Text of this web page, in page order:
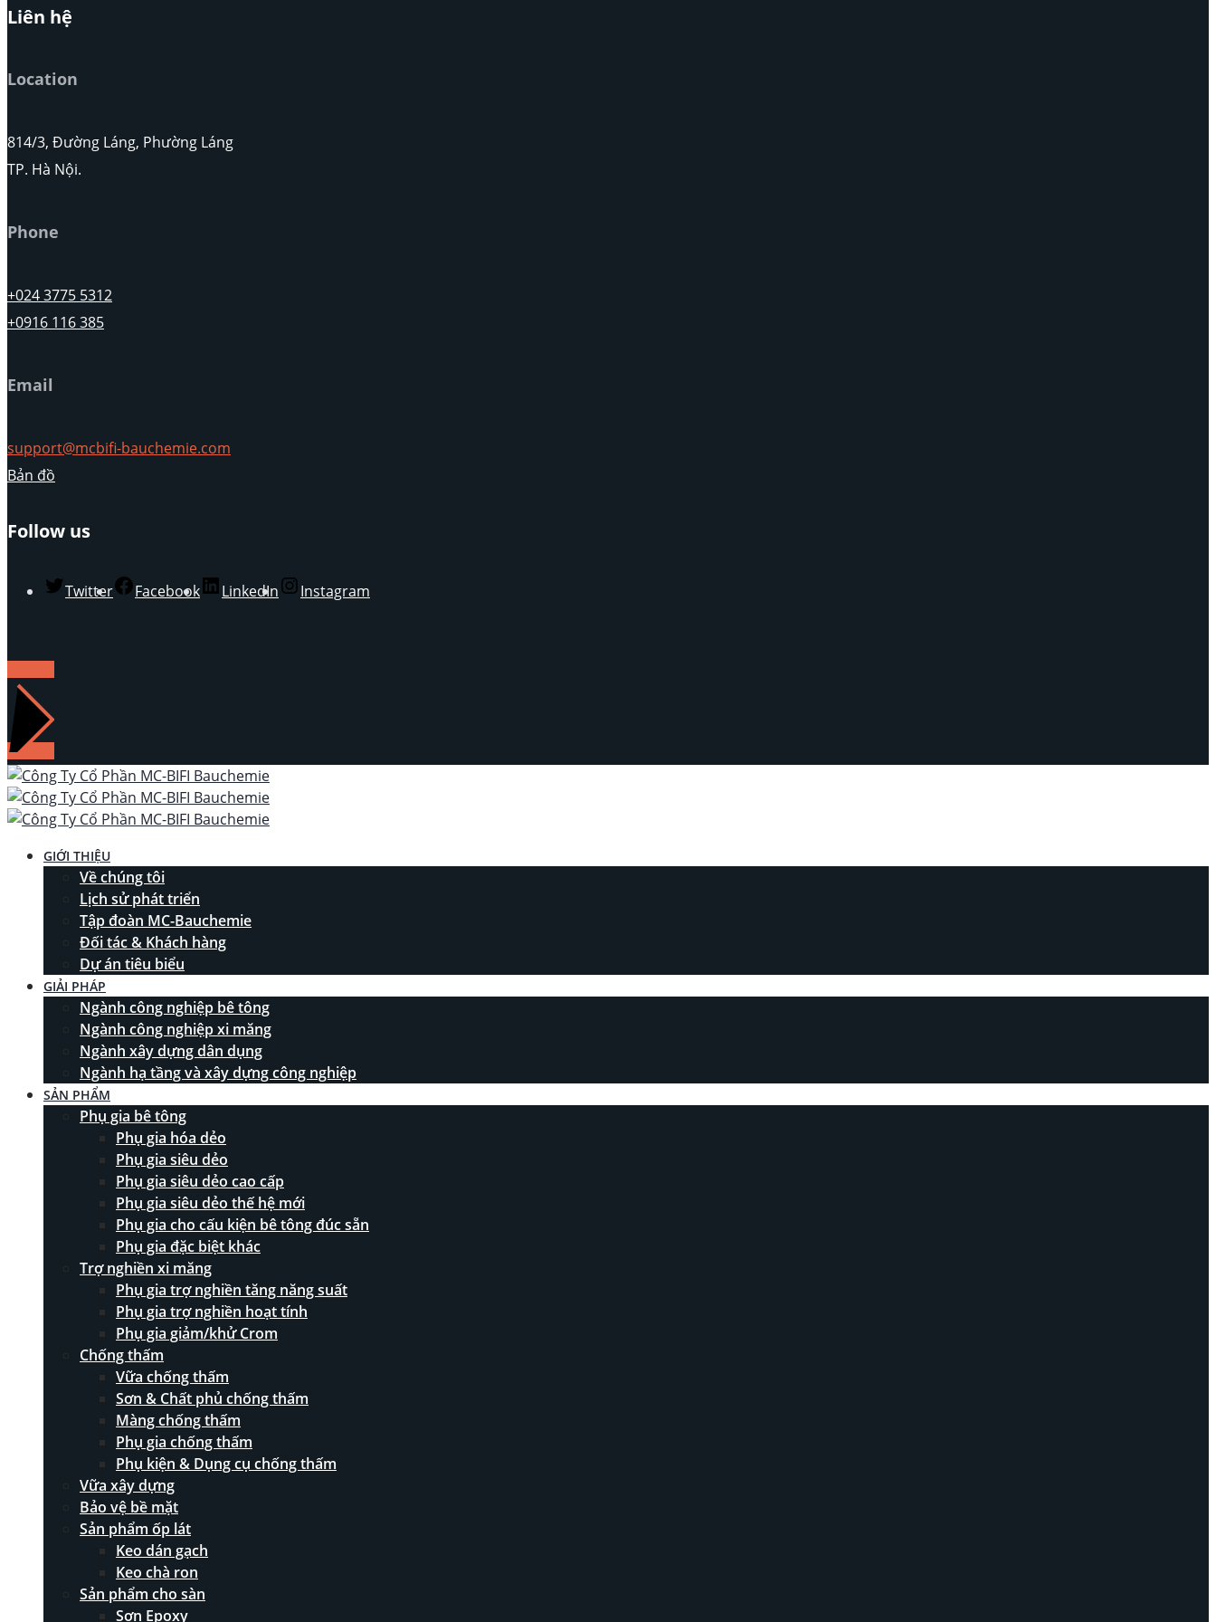
Liên hệ
Location
814/3, Đường Láng, Phường Láng
TP. Hà Nội.
Phone
+024 3775 5312
+0916 116 385
Email
support@mcbifi-bauchemie.com
Bản đồ
Follow us
Twitter Facebook LinkedIn Instagram
GIỚI THIỆU
Về chúng tôi
Lịch sử phát triển
Tập đoàn MC-Bauchemie
Đối tác & Khách hàng
Dự án tiêu biểu
GIẢI PHÁP
Ngành công nghiệp bê tông
Ngành công nghiệp xi măng
Ngành xây dựng dân dụng
Ngành hạ tầng và xây dựng công nghiệp
SẢN PHẨM
Phụ gia bê tông
Phụ gia hóa dẻo
Phụ gia siêu dẻo
Phụ gia siêu dẻo cao cấp
Phụ gia siêu dẻo thế hệ mới
Phụ gia cho cấu kiện bê tông đúc sẵn
Phụ gia đặc biệt khác
Trợ nghiền xi măng
Phụ gia trợ nghiền tăng năng suất
Phụ gia trợ nghiền hoạt tính
Phụ gia giảm/khử Crom
Chống thấm
Vữa chống thấm
Sơn & Chất phủ chống thấm
Màng chống thấm
Phụ gia chống thấm
Phụ kiện & Dụng cụ chống thấm
Vữa xây dựng
Bảo vệ bề mặt
Sản phẩm ốp lát
Keo dán gạch
Keo chà ron
Sản phẩm cho sàn
Sơn Epoxy